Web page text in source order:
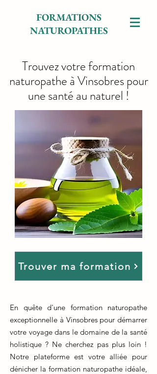
FORMATIONS
NATUROPATHES
Trouvez votre formation
naturopathe à Vinsobres pour
une santé au naturel !
Trouver ma formation
En quête d'une formation naturopathe
exceptionnelle à Vinsobres pour démarrer
votre voyage dans le domaine de la santé
holistique ? Ne cherchez pas plus loin !
Notre plateforme est votre alliée pour
dénicher la formation naturopathe idéale,